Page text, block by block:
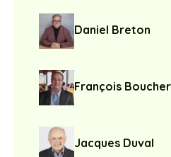
Daniel Breton
François Boucher
Jacques Duval